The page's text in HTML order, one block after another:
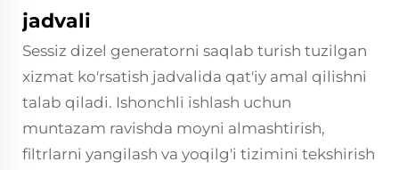
jadvali
Sessiz dizel generatorni saqlab turish tuzilgan
xizmat ko'rsatish jadvalida qat'iy amal qilishni
talab qiladi. Ishonchli ishlash uchun
muntazam ravishda moyni almashtirish,
filtrlarni yangilash va yoqilg'i tizimini tekshirish